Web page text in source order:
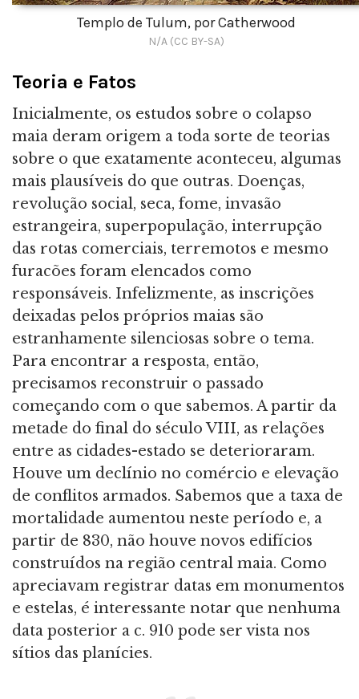
Templo de Tulum, por Catherwood
N/A (CC BY-SA)
Teoria e Fatos
Inicialmente, os estudos sobre o colapso
maia deram origem a toda sorte de teorias
sobre o que exatamente aconteceu, algumas
mais plausíveis do que outras. Doenças,
revolução social, seca, fome, invasão
estrangeira, superpopulação, interrupção
das rotas comerciais, terremotos e mesmo
furacões foram elencados como
responsáveis. Infelizmente, as inscrições
deixadas pelos próprios maias são
estranhamente silenciosas sobre o tema.
Para encontrar a resposta, então,
precisamos reconstruir o passado
começando com o que sabemos. A partir da
metade do final do século VIII, as relações
entre as cidades-estado se deterioraram.
Houve um declínio no comércio e elevação
de conflitos armados. Sabemos que a taxa de
mortalidade aumentou neste período e, a
partir de 830, não houve novos edifícios
construídos na região central maia. Como
apreciavam registrar datas em monumentos
e estelas, é interessante notar que nenhuma
data posterior a c. 910 pode ser vista nos
sítios das planícies.